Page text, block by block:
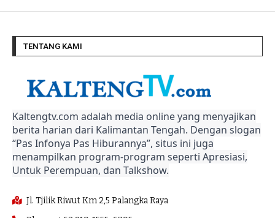
TENTANG KAMI
Kaltengtv.com adalah media online yang menyajikan
berita harian dari Kalimantan Tengah. Dengan slogan
“Pas Infonya Pas Hiburannya”, situs ini juga
menampilkan program-program seperti Apresiasi,
Untuk Perempuan, dan Talkshow.
Jl. Tjilik Riwut Km 2,5 Palangka Raya